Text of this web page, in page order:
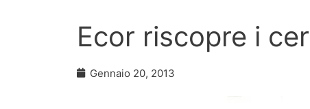
Ecor riscopre i
Gennaio 20, 2013